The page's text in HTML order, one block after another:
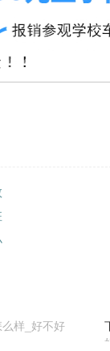
样_好不好